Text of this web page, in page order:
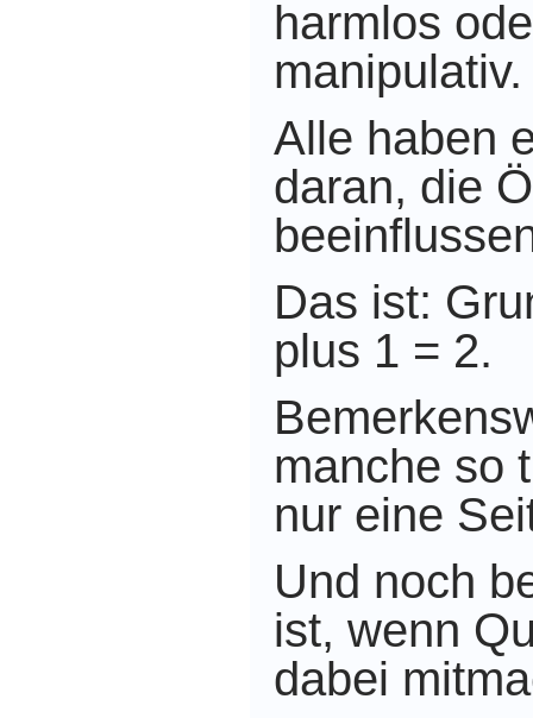
harmlos
manipulativ.
Alle haben
daran, die
Das ist:
plus 1 = 2.
manche so
nur eine
Und noch
ist, wenn
dabei